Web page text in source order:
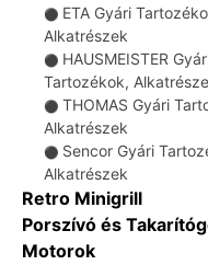
⚫ ETA Gyári
Alkatrészek
⚫ HAUSMEISTER
Tartozékok,
⚫ THOMAS Gyári
Alkatrészek
⚫ Sencor Gyári
Alkatrészek
Retro Minigrill
Porszívó és
Motorok